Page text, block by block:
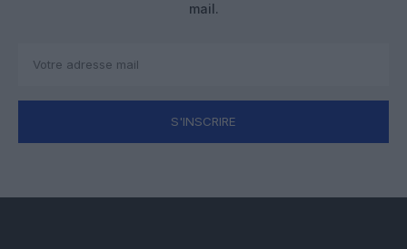
mail.
S'INSCRIRE